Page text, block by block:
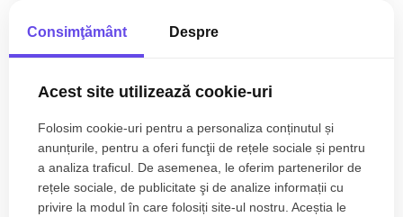
1
Consimţământ Despre
Acest site utilizează cookie-uri
Folosim cookie-uri pentru a personaliza conținutul și
anunțurile, pentru a oferi funcţii de rețele sociale și pentru
a analiza traficul. De asemenea, le oferim partenerilor de
rețele sociale, de publicitate şi de analize informații cu
privire la modul în care folosiți site-ul nostru. Aceștia le